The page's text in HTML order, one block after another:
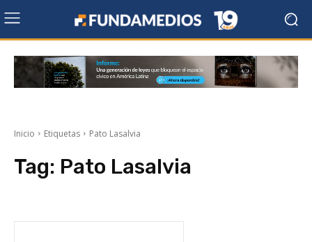
Inicio Etiquetas Pato Lasalvia
Tag: Pato Lasalvia